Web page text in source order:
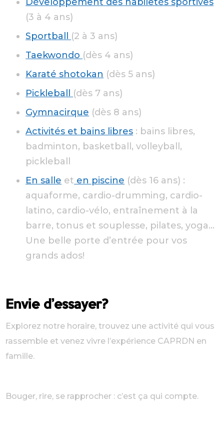
(3 à 4 ans)
Sportball (2 à 3 ans)
Taekwondo (dès 4 ans)
Karaté shotokan (dès 5 ans)
Pickleball (dès 7 ans)
Gymnacirque (dès 8 ans)
Activités et bains libres : bains libres,
badminton, basketball, volleyball,
pickleball
En salle et en piscine (dès 16 ans) :
aquaforme, cardio-drumming, cardio-
latino, cardio-vélo, entraînement à la
barre, tonus et souplesse, pilates, yoga…
Une belle porte d’entrée pour vos
grands ados!
Envie d’essayer?
Explorez notre horaire, trouvez une activité qui vous
rassemble et venez vivre l’expérience CAPRDN en
famille.
Bouger, rire, se rapprocher : c’est ça qui compte.